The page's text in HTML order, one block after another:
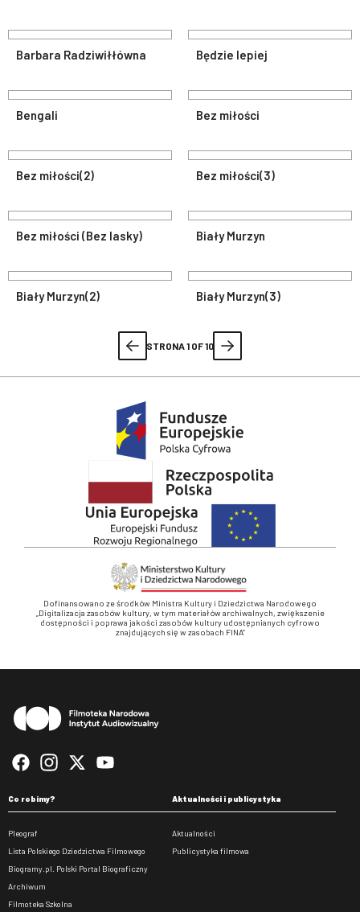
Barbara Radziwiłłówna Będzie lepiej
Bengali Bez miłości
Bez miłości(2) Bez miłości(3)
Bez miłości (Bez lasky) Biały Murzyn
Biały Murzyn(2) Biały Murzyn(3)
STRONA 1 OF 10
Dofinansowano ze środków Ministra Kultury i Dziedzictwa Narodowego
„Digitalizacja zasobów kultury, w tym materiałów archiwalnych, zwiększenie
dostępności i poprawa jakości zasobów kultury udostępnianych cyfrowo
znajdujących się w zasobach FINA”
Co robimy?
Pleograf
Lista Polskiego Dziedzictwa Filmowego
Biogramy.pl. Polski Portal Biograficzny
Archiwum
Filmoteka Szkolna
Aktualności i publicystyka
Aktualności
Publicystyka filmowa